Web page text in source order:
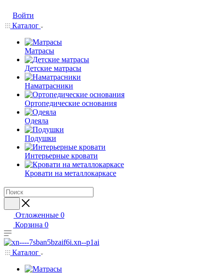
Войти
Каталог
Матрасы
Детские матрасы
Наматрасники
Ортопедические основания
Одеяла
Подушки
Интерьерные кровати
Кровати на металлокаркасе
Отложенные 0
Корзина 0
Каталог